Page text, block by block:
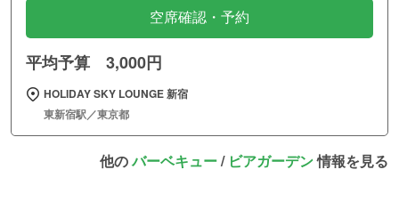
空席確認・予約
平均予算 3,000円
HOLIDAY SKY LOUNGE 新宿
東新宿駅／東京都
他のバーベキュー/ ビアガーデン情報を見る